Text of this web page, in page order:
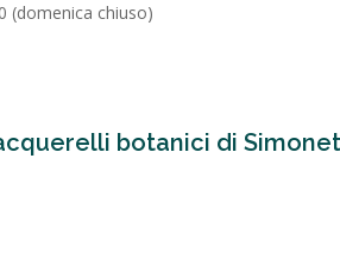
(domenica chiuso)
botanici di